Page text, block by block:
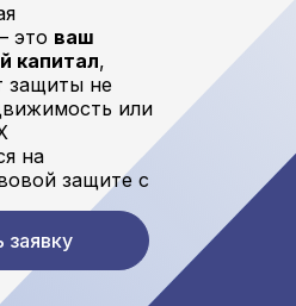
это ваш
капитал,
защиты не
или
на
защите с
заявку